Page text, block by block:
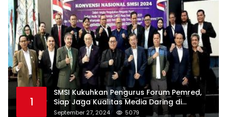
1
SMSI Kukuhkan Pengurus Forum Pemred,
Siap Jaga Kualitas Media Daring di
Indonesia
September 27, 2024 5079